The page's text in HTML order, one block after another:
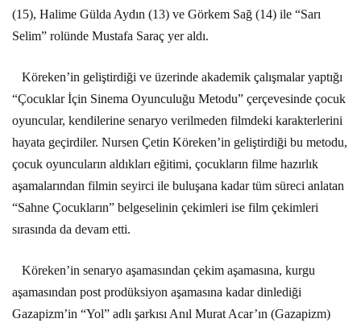
(15), Halime Gülda Aydın (13) ve Görkem Sağ (14) ile “Sarı
Selim” rolünde Mustafa Saraç yer aldı.
Köreken’in geliştirdiği ve üzerinde akademik çalışmalar yaptığı
“Çocuklar İçin Sinema Oyunculuğu Metodu” çerçevesinde çocuk
oyuncular, kendilerine senaryo verilmeden filmdeki karakterlerini
hayata geçirdiler. Nursen Çetin Köreken’in geliştirdiği bu metodu,
çocuk oyuncuların aldıkları eğitimi, çocukların filme hazırlık
aşamalarından filmin seyirci ile buluşana kadar tüm süreci anlatan
“Sahne Çocukların” belgeselinin çekimleri ise film çekimleri
sırasında da devam etti.
Köreken’in senaryo aşamasından çekim aşamasına, kurgu
aşamasından post prodüksiyon aşamasına kadar dinlediği
Gazapizm’in “Yol” adlı şarkısı Anıl Murat Acar’ın (Gazapizm)